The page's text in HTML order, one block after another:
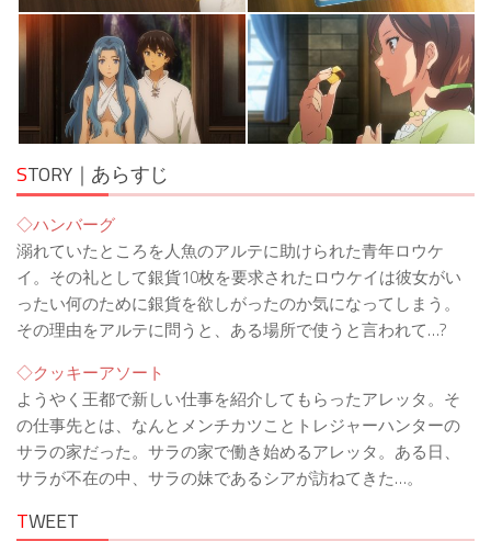
STORY｜あらすじ
◇ハンバーグ
溺れていたところを人魚のアルテに助けられた青年ロウケ
イ。その礼として銀貨10枚を要求されたロウケイは彼女がい
ったい何のために銀貨を欲しがったのか気になってしまう。
その理由をアルテに問うと、ある場所で使うと言われて…?
◇クッキーアソート
ようやく王都で新しい仕事を紹介してもらったアレッタ。そ
の仕事先とは、なんとメンチカツことトレジャーハンターの
サラの家だった。サラの家で働き始めるアレッタ。ある日、
サラが不在の中、サラの妹であるシアが訪ねてきた…。
TWEET